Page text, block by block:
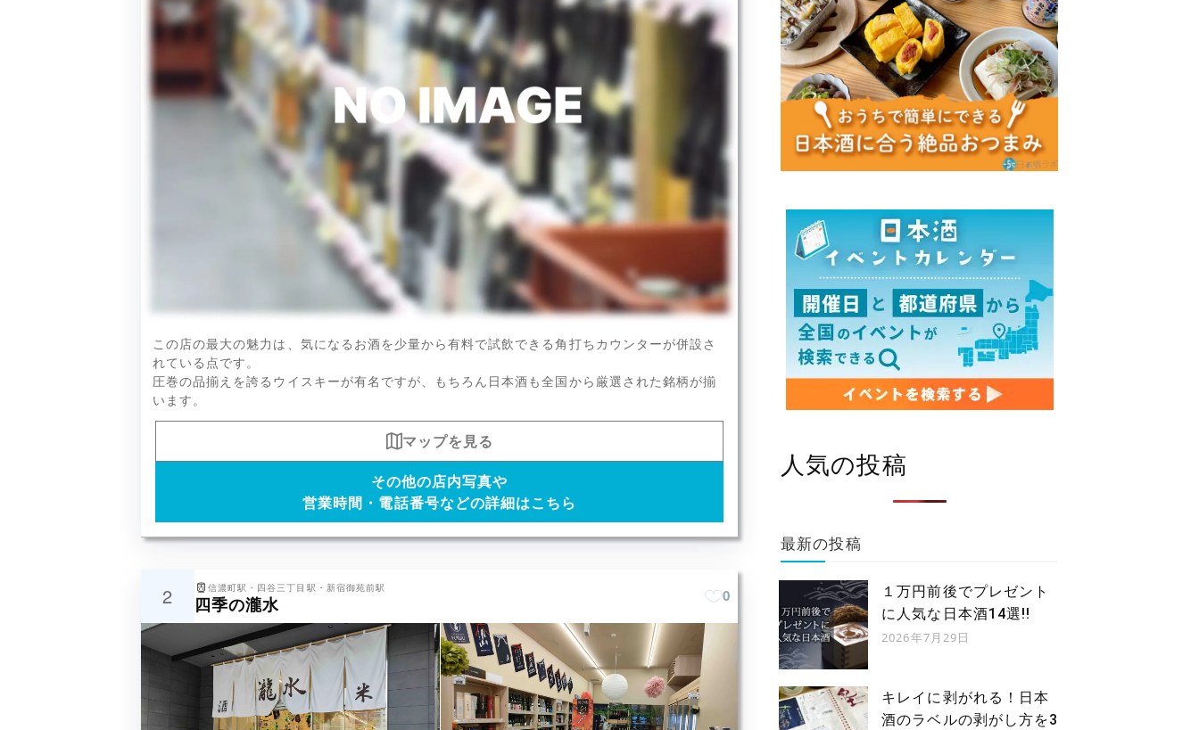
人気の銘柄や季節限定品などを幅広く取り扱っています。
この店の最大の魅力は、気になるお酒を少量から有料で試飲できる角打ちカウンターが併設さ
れている点です。
圧巻の品揃えを誇るウイスキーが有名ですが、もちろん日本酒も全国から厳選された銘柄が揃
います。
マップを見る
その他の店内写真や
営業時間・電話番号などの詳細はこちら
2 信濃町駅・四谷三丁目駅・新宿御苑前駅
四季の瀧水 0
人気の投稿
最新の投稿
１万円前後でプレゼント
に人気な日本酒14選!!
2026年7月29日
キレイに剥がれる！日本
酒のラベルの剥がし方を3